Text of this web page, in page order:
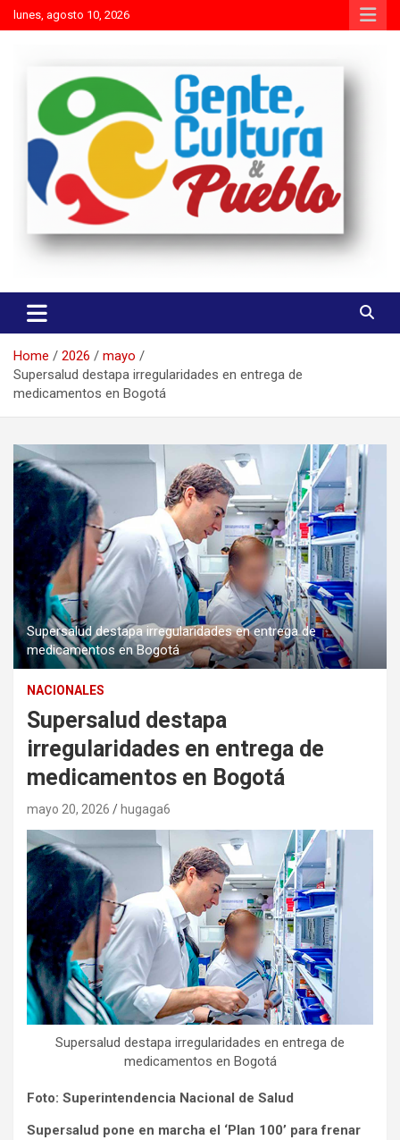
Skip
to
lunes, agosto 10, 2026
Gente Cultura y Pueblo
Home 2026
mayo
Supersalud destapa irregularidades en entrega de
medicamentos en Bogotá
Supersalud destapa irregularidades en entrega de
medicamentos en Bogotá
NACIONALES
Supersalud destapa
irregularidades en entrega de
medicamentos en Bogotá
mayo 20, 2026 hugaga6
Supersalud destapa irregularidades en entrega de
medicamentos en Bogotá
Foto: Superintendencia Nacional de Salud
​Supersalud pone en marcha el ‘Plan 100’ para frenar